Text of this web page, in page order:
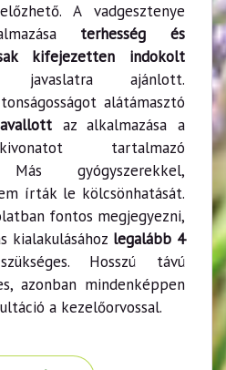
A vadgesztenye
terhesség és
kifejezetten indokolt
ajánlott.
alátámasztó
az alkalmazása a
tartalmazó
Más gyógyszerekkel,
írták le kölcsönhatását.
fontos megjegyezni,
kialakulásához legalább 4
Hosszú távú
azonban mindenképpen
a kezelőorvossal.